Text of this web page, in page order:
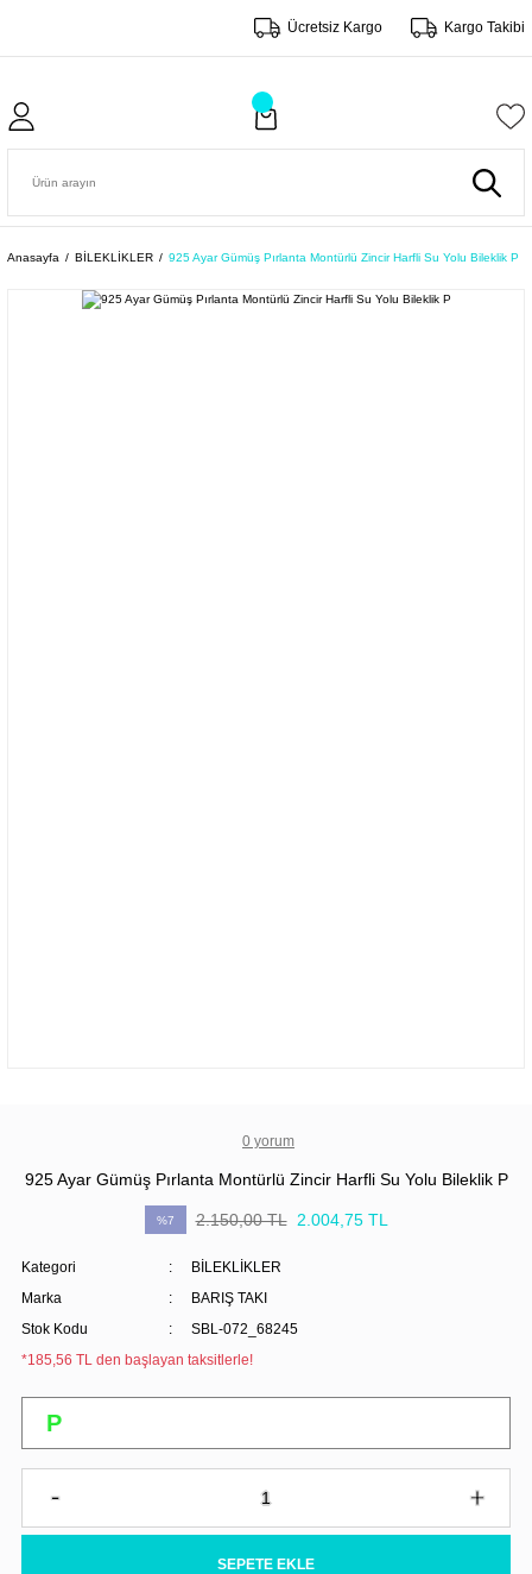
Ücretsiz Kargo Kargo Takibi
Anasayfa BİLEKLİKLER 925 Ayar Gümüş Pırlanta Montürlü Zincir Harfli Su Yolu Bileklik P
0 yorum
925 Ayar Gümüş Pırlanta Montürlü Zincir Harfli Su Yolu Bileklik P
%7 2.150,00 TL 2.004,75 TL
Kategori
BİLEKLİKLER
Marka
BARIŞ TAKI
Stok Kodu
SBL-072_68245
*185,56 TL den başlayan taksitlerle!
SEPETE EKLE